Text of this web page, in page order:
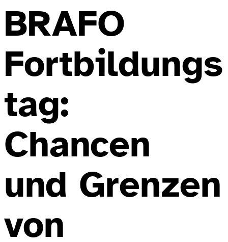
BRAFO
Fortbildungs
tag:
Chancen
und Grenzen
von